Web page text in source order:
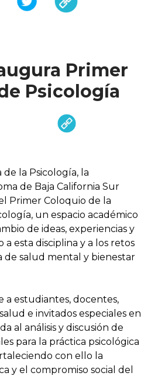
Primer
Psicología
la Psicología, la
de Baja California Sur
Primer Coloquio de la
un espacio académico
de ideas, experiencias y
esta disciplina y a los retos
de salud mental y bienestar
estudiantes, docentes,
e invitados especiales en
al análisis y discusión de
para la práctica psicológica
con ello la
y el compromiso social del